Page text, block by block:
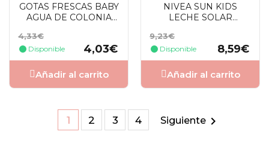
GOTAS FRESCAS BABY
AGUA DE COLONIA
Precio
base
4,33€
Disponible
Precio
4,03€
Añadir al carrito
NIVEA SUN KIDS
LECHE SOLAR
Precio
base
9,23€
Disponible
Precio
8,59€
Añadir al carrito
1 2 3 4 Siguiente 